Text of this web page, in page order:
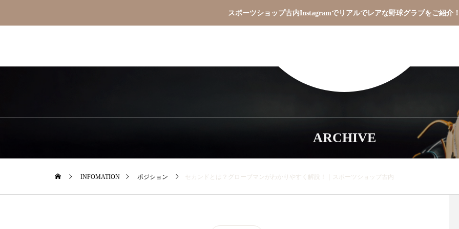
スポーツショップ古内Instagramでリアルでレアな野球グラブをご紹介
ARCHIVE
INFOMATION ポジション セカンドとは？グローブマンがわかりやすく解説！｜スポーツショップ古内